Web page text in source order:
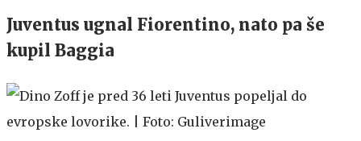
Juventus ugnal Fiorentino, nato pa še
kupil Baggia